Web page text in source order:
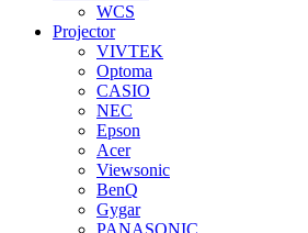
WCS
Projector
VIVTEK
Optoma
CASIO
NEC
Epson
Acer
Viewsonic
BenQ
Gygar
PANASONIC